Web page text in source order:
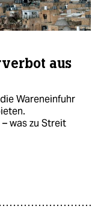
aus
Wareneinfuhr
was zu Streit